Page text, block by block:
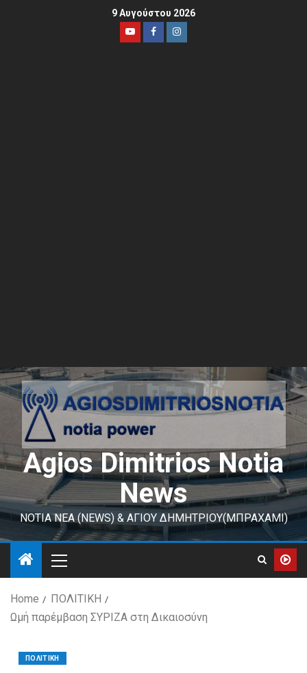
9 Αυγούστου 2026
Agios Dimitrios Notia
News
ΝΟΤΙΑ ΝΕΑ (NEWS) & ΑΓΙΟΥ ΔΗΜΗΤΡΙΟΥ(ΜΠΡΑΧΑΜΙ)
Home
ΠΟΛΙΤΙΚΗ
Ωμή παρέμβαση ΣΥΡΙΖΑ στη Δικαιοσύνη
ΠΟΛΙΤΙΚΗ